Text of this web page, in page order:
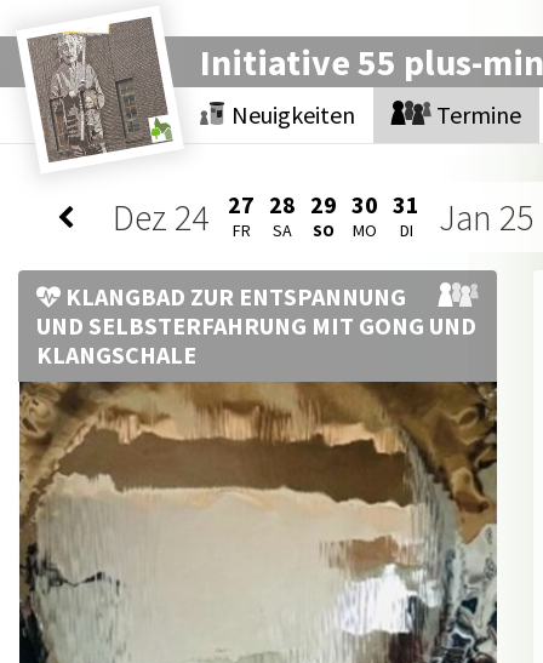
Initiative 55 plus-
Neuigkeiten Termine
Dez 24 27
FR
28
SA
29
SO
30
MO
31
DI Jan 25
KLANGBAD ZUR ENTSPANNUNG
UND SELBSTERFAHRUNG MIT GONG UND
KLANGSCHALE